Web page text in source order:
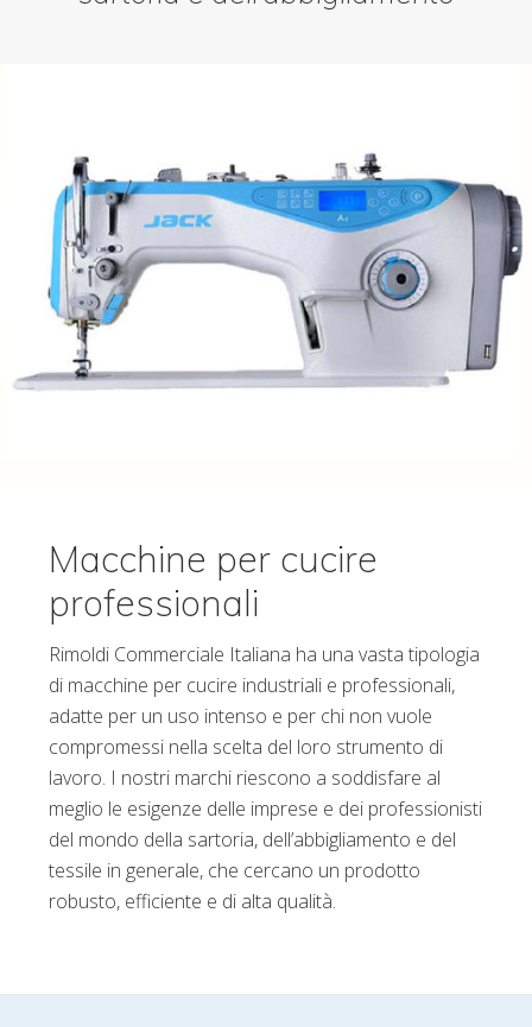
Macchine per cucire
professionali
Rimoldi Commerciale Italiana ha una vasta tipologia
di macchine per cucire industriali e professionali,
adatte per un uso intenso e per chi non vuole
compromessi nella scelta del loro strumento di
lavoro. I nostri marchi riescono a soddisfare al
meglio le esigenze delle imprese e dei professionisti
del mondo della sartoria, dell’abbigliamento e del
tessile in generale, che cercano un prodotto
robusto, efficiente e di alta qualità.